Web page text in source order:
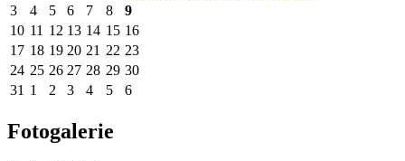
3
4 5 6 7 8
9
10 11 12 13 14 15 16
17 18 19 20 21 22 23
24 25 26 27 28 29 30
31 1 2 3 4 5 6
Fotogalerie